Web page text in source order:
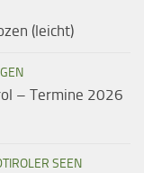
(leicht)
– Termine 2026
SEEN